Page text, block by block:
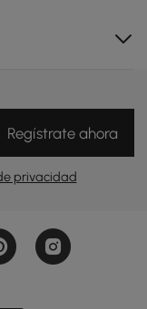
Regístrate ahora
privacidad